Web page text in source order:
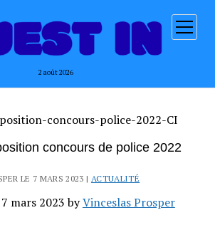
2 août 2026
ouvrir
menu
concours de police 2022
LE 7 MARS 2023 | ACTUALITÉ
mars 2023 byVinceslas Prosper